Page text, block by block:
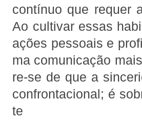
contínuo que requer
Ao cultivar essas
ações pessoais e
ma comunicação
re-se de que a
confrontacional; é
te